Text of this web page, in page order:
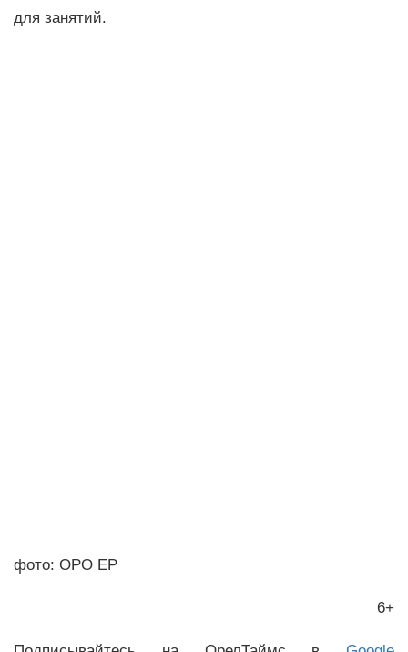
для занятий.
фото: ОРО ЕР
6+